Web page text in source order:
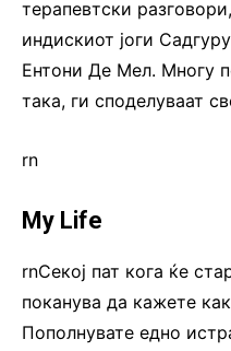
терапевтски
индискиот јоги
Ентони Де Мел. Многу
така, ги споделуваат
rn
My Life
rnСекој пат кога ќе
поканува да кажете
Пополнувате едно